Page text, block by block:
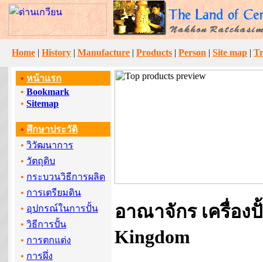
Home | History | Manufacture | Products | Person | Site map |
• หน้าแรก
• Bookmark
• Sitemap
• ศึกษาประวัติ
• วิวัฒนาการ
• วัตถุดิบ
• กระบวนวิธีการผลิต
• การเตรียมดิน
• อุปกรณ์ในการปั้น
• วิธีการปั้น
• การตกแต่ง
• การผึ่ง
อาณาจักร เครื่อง
Kingdom